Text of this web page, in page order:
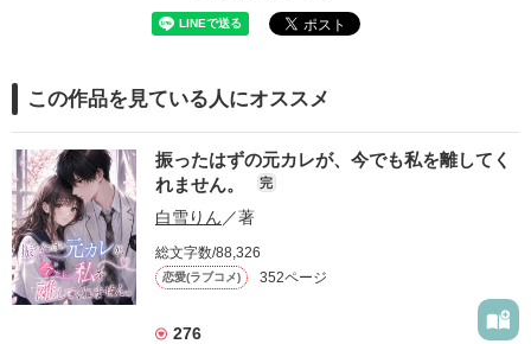
この作品を見ている人にオススメ
振ったはずの元カレが、今でも私を離してく
れません。
完
白雪りん ／著
総文字数/88,326
恋愛(ラブコメ) 352ページ
276